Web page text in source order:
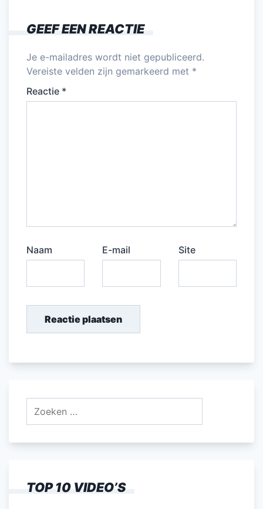
GEEF EEN REACTIE
Je e-mailadres wordt niet gepubliceerd.
Vereiste velden zijn gemarkeerd met *
Reactie *
Naam E-mail Site
TOP 10 VIDEO’S